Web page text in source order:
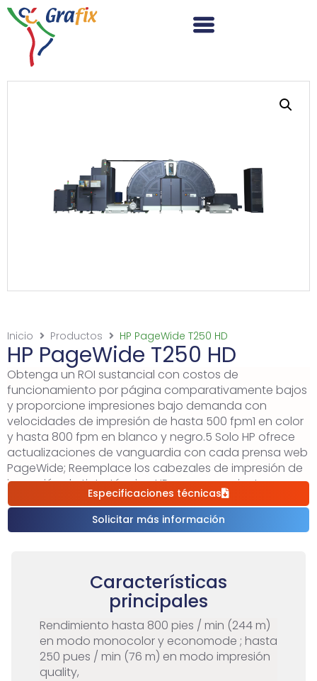
Inicio Productos HP PageWide T250 HD
HP PageWide T250 HD
Obtenga un ROI sustancial con costos de
funcionamiento por página comparativamente bajos
y proporcione impresiones bajo demanda con
velocidades de impresión de hasta 500 fpm1 en color
y hasta 800 fpm en blanco y negro.5 Solo HP ofrece
actualizaciones de vanguardia con cada prensa web
PageWide; Reemplace los cabezales de impresión de
inyección de tinta térmica HP en pocos minutos y
continúe trabajando.El optimizador de HP es la
solución completamente digital para imprimir en
soportes offset recubiertos y no recubiertos, incluidos
Especificaciones técnicas
Solicitar más información
Características
principales
Rendimiento hasta 800 pies / min (244 m)
en modo monocolor y economode ; hasta
250 pues / min (76 m) en modo impresión
quality,